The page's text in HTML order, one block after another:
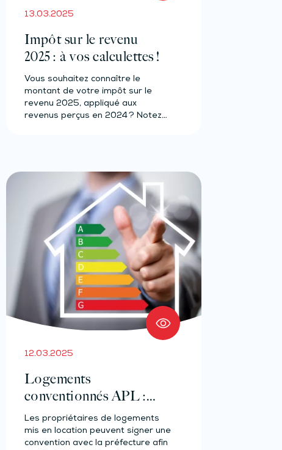
13.03.2025
Impôt sur le revenu
2025 : à vos calculettes !
Vous souhaitez connaître le
montant de votre impôt sur le
revenu 2025, appliqué aux
revenus perçus en 2024 ? Notez
12.03.2025
Logements
conventionnés APL :
augmentation des loyers
après des travaux ?
Les propriétaires de logements
mis en location peuvent signer une
convention avec la préfecture afin